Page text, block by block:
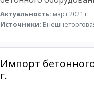
Актуальность: март 2021 г.
Источники:
Импорт
г.